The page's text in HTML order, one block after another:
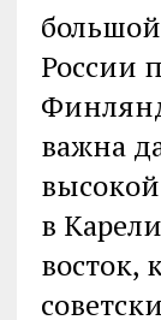
России
важна
в
восток,